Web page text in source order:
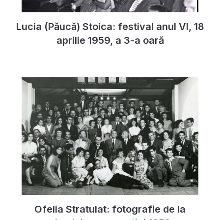
Lucia (Păucă) Stoica: festival anul VI, 18
aprilie 1959, a 3-a oară
Ofelia Stratulat: fotografie de la